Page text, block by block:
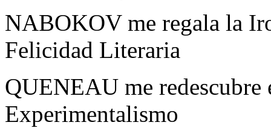
NABOKOV me regala la
Felicidad Literaria
QUENEAU me
Experimentalismo